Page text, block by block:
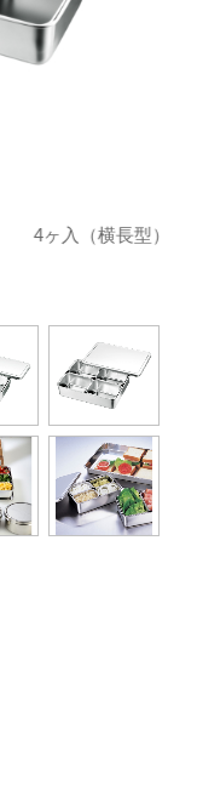
4ヶ入（横長型）